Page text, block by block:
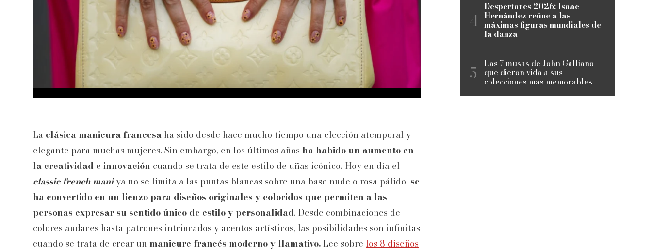
La clásica manicura francesa ha sido desde hace mucho tiempo una elección atemporal y
elegante para muchas mujeres. Sin embargo, en los últimos años ha habido un aumento en
la creatividad e innovación cuando se trata de este estilo de uñas icónico. Hoy en día el
classic french maniya no se limita a las puntas blancas sobre una base nude o rosa pálido, se
ha convertido en un lienzo para diseños originales y coloridos que permiten a las
personas expresar su sentido único de estilo y personalidad. Desde combinaciones de
colores audaces hasta patrones intrincados y acentos artísticos, las posibilidades son infinitas
cuando se trata de crear un manicure francés moderno y llamativo.Lee sobre los 8 diseños
Despertares 2026: Isaac
Hernández reúne a las
máximas figuras mundiales de
la danza
Las 7 musas de John Galliano
que dieron vida a sus
colecciones más memorables